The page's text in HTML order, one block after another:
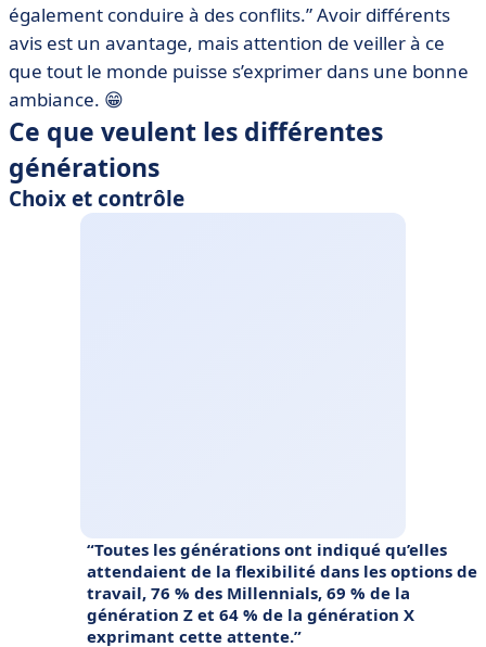
également conduire à des conflits.” Avoir différents
avis est un avantage, mais attention de veiller à ce
que tout le monde puisse s’exprimer dans une bonne
ambiance. 😁
Ce que veulent les différentes
générations
Choix et contrôle
Toutes les générations ont indiqué qu’elles
attendaient de la flexibilité dans les options de
travail, 76 % des Millennials, 69 % de la
génération Z et 64 % de la génération X
exprimant cette attente.